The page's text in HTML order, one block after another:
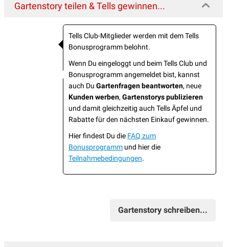
Gartenstory teilen & Tells gewinnen...
Tells Club-Mitglieder werden mit dem Tells
Bonusprogramm belohnt.
Wenn Du eingeloggt und beim Tells Club und
Bonusprogramm angemeldet bist, kannst
auch Du Gartenfragen beantworten, neue
Kunden werben, Gartenstorys publizieren
und damit gleichzeitig auch Tells Äpfel und
Rabatte für den nächsten Einkauf gewinnen.
Hier findest Du die FAQ zum
Bonusprogramm und hier die
Teilnahmebedingungen.
Gartenstory schreiben...